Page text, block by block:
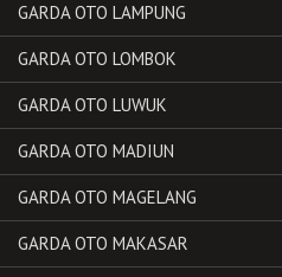
GARDA OTO LAMPUNG
GARDA OTO LOMBOK
GARDA OTO LUWUK
GARDA OTO MADIUN
GARDA OTO MAGELANG
GARDA OTO MAKASAR